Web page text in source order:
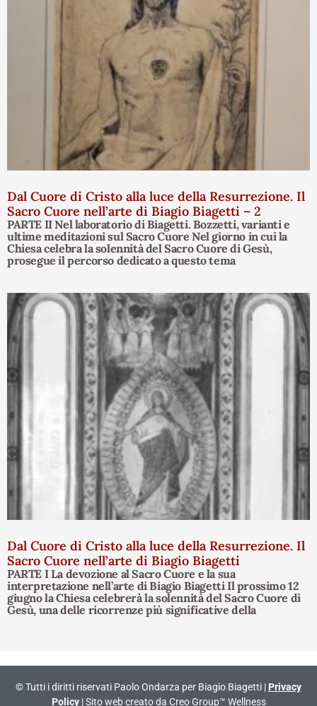
Dal Cuore di Cristo alla luce della Resurrezione. Il
Sacro Cuore nell’arte di Biagio Biagetti – 2
PARTE II Nel laboratorio di Biagetti. Bozzetti, varianti e
ultime meditazioni sul Sacro Cuore Nel giorno in cui la
Chiesa celebra la solennità del Sacro Cuore di Gesù,
prosegue il percorso dedicato a questo tema
Dal Cuore di Cristo alla luce della Resurrezione. Il
Sacro Cuore nell’arte di Biagio Biagetti
PARTE I La devozione al Sacro Cuore e la sua
interpretazione nell’arte di Biagio Biagetti Il prossimo 12
giugno la Chiesa celebrerà la solennità del Sacro Cuore di
Gesù, una delle ricorrenze più significative della
© Tutti i diritti riservati Paolo Ondarza per Biagio Biagetti | Privacy
Policy| Sito web creato da Creo Group™ Wellness